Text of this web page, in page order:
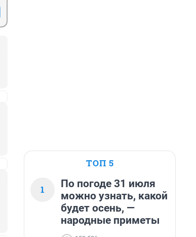
ТОП 5
1
По погоде 31 июля
можно узнать, какой
будет осень, —
народные приметы